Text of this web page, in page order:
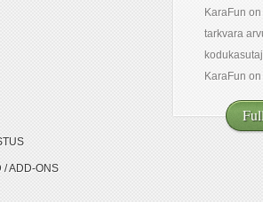
KaraFun
tarkvara
KaraFun
/ ADD-ONS